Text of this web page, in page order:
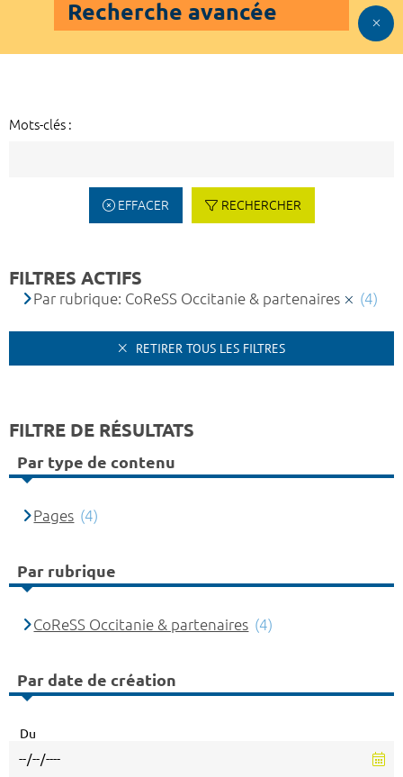
Recherche avancée
Mots-clés :
EFFACER RECHERCHER
FILTRES ACTIFS
Par rubrique: CoReSS Occitanie & partenaires (4)
RETIRER TOUS LES FILTRES
FILTRE DE RÉSULTATS
Par type de contenu
Pages (4)
Par rubrique
CoReSS Occitanie & partenaires (4)
Par date de création
Du